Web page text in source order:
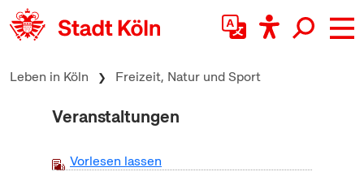
zum Inhalt springen
Leben in Köln Freizeit, Natur und Sport
Veranstaltungen
Vorlesen lassen